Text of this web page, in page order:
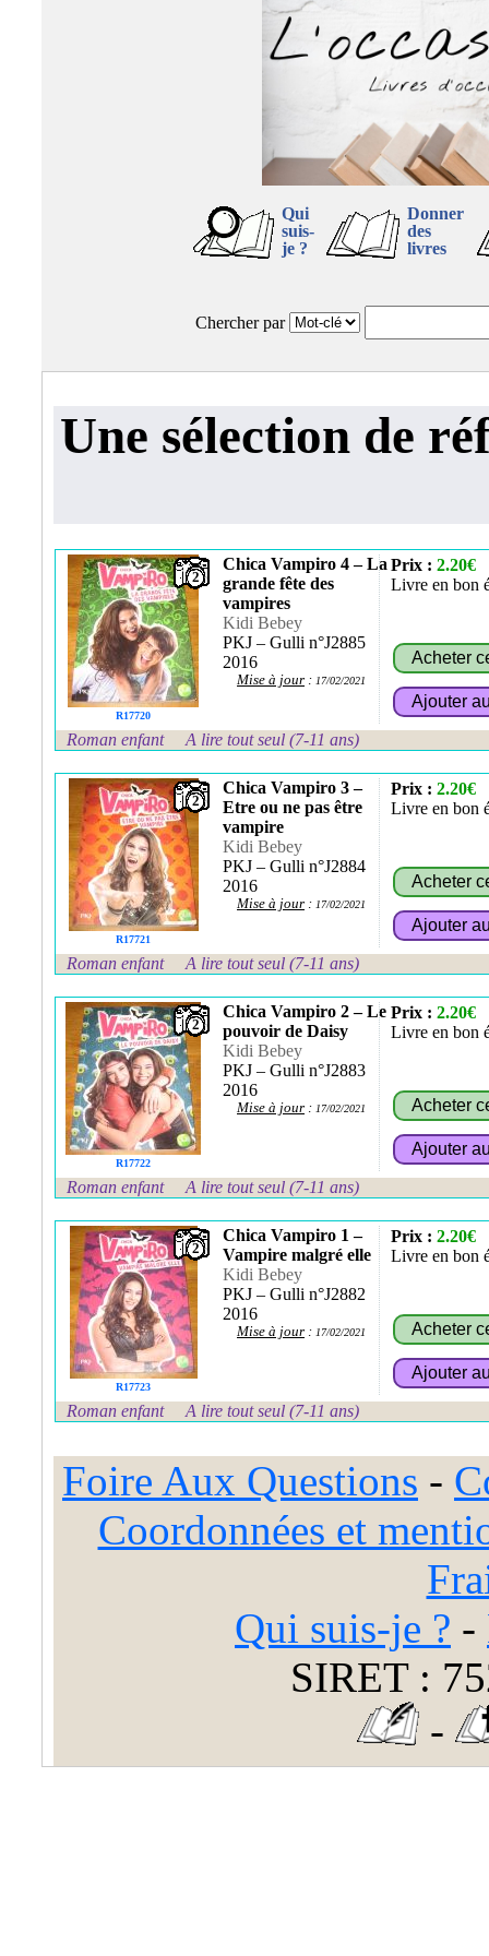
Qui
suis-
je ?
Donner
des
livres
Chercher par
Une sélection de
R17720
2
Chica Vampiro 4 – La
grande fête des
vampires
Kidi Bebey
PKJ – Gulli n°J2885
2016
Mise à jour : 17/02/2021
Prix : 2.20€
Livre en bon
Roman enfant A lire tout seul (7-11 ans)
R17721
2
Chica Vampiro 3 –
Etre ou ne pas être
vampire
Kidi Bebey
PKJ – Gulli n°J2884
2016
Mise à jour : 17/02/2021
Prix : 2.20€
Livre en bon
Roman enfant A lire tout seul (7-11 ans)
R17722
2
Chica Vampiro 2 – Le
pouvoir de Daisy
Kidi Bebey
PKJ – Gulli n°J2883
2016
Mise à jour : 17/02/2021
Prix : 2.20€
Livre en bon
Roman enfant A lire tout seul (7-11 ans)
R17723
2
Chica Vampiro 1 –
Vampire malgré elle
Kidi Bebey
PKJ – Gulli n°J2882
2016
Mise à jour : 17/02/2021
Prix : 2.20€
Livre en bon
Roman enfant A lire tout seul (7-11 ans)
Foire Aux Questions -
Coordonnées et
Qui suis-je ? -
SIRET :
-